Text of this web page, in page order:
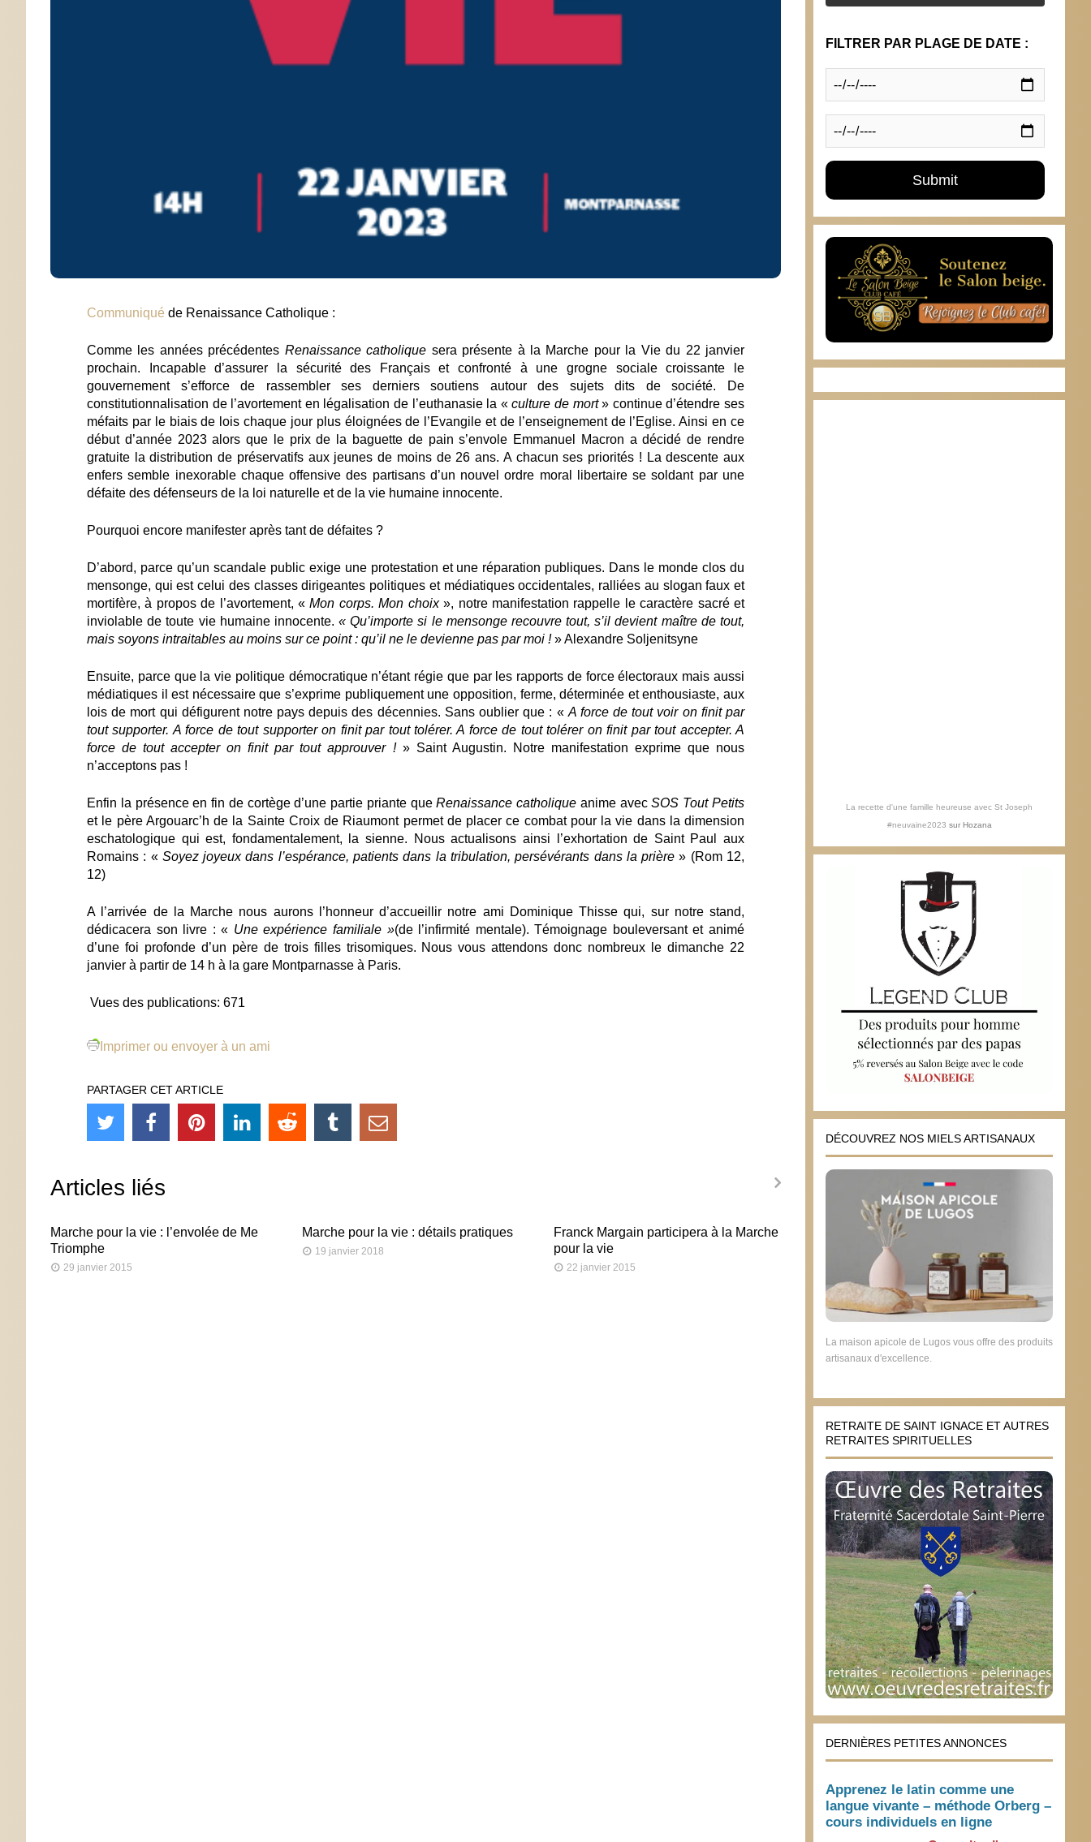
Communiqué de Renaissance Catholique :
Comme les années précédentes Renaissance catholique sera présente à la Marche pour la Vie du 22 janvier
prochain. Incapable d’assurer la sécurité des Français et confronté à une grogne sociale croissante le
gouvernement s’efforce de rassembler ses derniers soutiens autour des sujets dits de société. De
constitutionnalisation de l’avortement en légalisation de l’euthanasie la «culture de mort» continue d’étendre ses
méfaits par le biais de lois chaque jour plus éloignées de l’Evangile et de l’enseignement de l’Eglise. Ainsi en ce
début d’année 2023 alors que le prix de la baguette de pain s’envole Emmanuel Macron a décidé de rendre
gratuite la distribution de préservatifs aux jeunes de moins de 26 ans. A chacun ses priorités ! La descente aux
enfers semble inexorable chaque offensive des partisans d’un nouvel ordre moral libertaire se soldant par une
défaite des défenseurs de la loi naturelle et de la vie humaine innocente.
Pourquoi encore manifester après tant de défaites ?
D’abord, parce qu’un scandale public exige une protestation et une réparation publiques. Dans le monde clos du
mensonge, qui est celui des classes dirigeantes politiques et médiatiques occidentales, ralliées au slogan faux et
mortifère, à propos de l’avortement, «Mon corps. Mon choix», notre manifestation rappelle le caractère sacré et
inviolable de toute vie humaine innocente.« Qu’importe si le mensonge recouvre tout, s’il devient maître de tout,
mais soyons intraitables au moins sur ce point : qu’il ne le devienne pas par moi !» Alexandre Soljenitsyne
Ensuite, parce que la vie politique démocratique n’étant régie que par les rapports de force électoraux mais aussi
médiatiques il est nécessaire que s’exprime publiquement une opposition, ferme, déterminée et enthousiaste, aux
lois de mort qui défigurent notre pays depuis des décennies. Sans oublier que : « A force de tout voir on finit par
tout supporter. A force de tout supporter on finit par tout tolérer. A force de tout tolérer on finit par tout accepter. A
force de tout accepter on finit par tout approuver !» Saint Augustin.
Notre manifestation exprime que nous
n’acceptons pas !
Enfin la présence en fin de cortège d’une partie priantequeRenaissance catholique anime avecSOS Tout Petits
et le père Argouarc’h de la Sainte Croix de Riaumont permet de placer ce combat pour la vie dans la dimension
eschatologique qui est, fondamentalement, la sienne. Nous actualisons ainsi l’exhortation de Saint Paul aux
Romains : « Soyez joyeux dans l’espérance, patients dans la tribulation, persévérants dans la prière » (Rom 12,
12)
A l’arrivée de la Marche nous aurons l’honneur d’accueillir notre ami Dominique Thisse qui, sur notre stand,
dédicacera son livre : « Une expérience familiale »(de l’infirmité mentale). Témoignage bouleversant et animé
d’une foi profonde d’un père de trois filles trisomiques. Nous vous attendons donc nombreux ledimanche 22
janvier à partir de 14 h à la gare Montparnasse à Paris.
Vues des publications: 671
Imprimer ou envoyer à un ami
PARTAGER CET ARTICLE
Articles liés
Marche pour la vie : l’envolée de Me
Triomphe
29 janvier 2015
Marche pour la vie : détails pratiques
19 janvier 2018
Franck Margain participera à la Marche
pour la vie
22 janvier 2015
A la March for Life à Washington, des
Français à descendre dans la rue
dimanche
FILTRER PAR PLAGE DE DATE :
La recette d'une famille heureuse avec St Joseph
#neuvaine2023 sur Hozana
DÉCOUVREZ NOS MIELS ARTISANAUX
La maison apicole de Lugos vous offre des produits
artisanaux d'excellence.
RETRAITE DE SAINT IGNACE ET AUTRES
RETRAITES SPIRITUELLES
DERNIÈRES PETITES ANNONCES
Apprenez le latin comme une
langue vivante – méthode Orberg –
cours individuels en ligne